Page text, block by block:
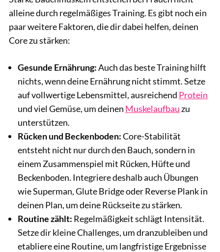
alleine durch regelmäßiges Training. Es gibt noch ein
paar weitere Faktoren, die dir dabei helfen, deinen
Core zu stärken:
Gesunde Ernährung:Auch das beste Training hilft
nichts, wenn deine Ernährung nicht stimmt. Setze
auf vollwertige Lebensmittel, ausreichend Protein
und viel Gemüse, um deinen Muskelaufbauzu
unterstützen.
Rücken und Beckenboden:Core-Stabilität
entsteht nicht nur durch den Bauch, sondern in
einem Zusammenspiel mit Rücken, Hüfte und
Beckenboden. Integriere deshalb auch Übungen
wie Superman, Glute Bridge oder Reverse Plank in
deinen Plan, um deine Rückseite zu stärken.
Routine zählt: Regelmäßigkeit schlägt Intensität.
Setze dir kleine Challenges, um dranzubleiben und
etabliere eine Routine, um langfristige Ergebnisse